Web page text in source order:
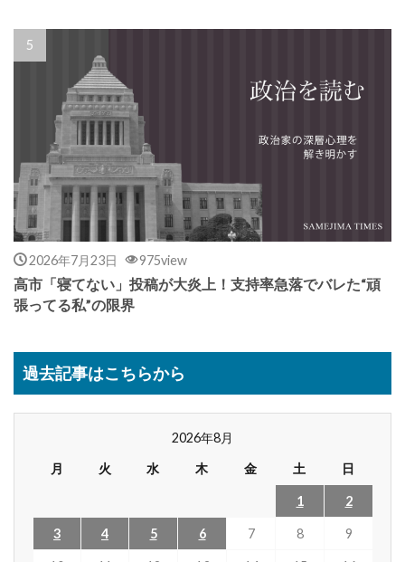
2026年7月23日 975view
高市「寝てない」投稿が大炎上！支持率急落でバレた“頑
張ってる私”の限界
過去記事はこちらから
2026年8月
月
火 水 木 金 土 日
1 2
3 4 5 6 7 8 9